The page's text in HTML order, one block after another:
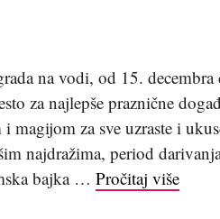
na vodi, od 15.
za najlepše praznične
magijom za sve uzraste i
najdražima, period
bajka … Pročitaj više